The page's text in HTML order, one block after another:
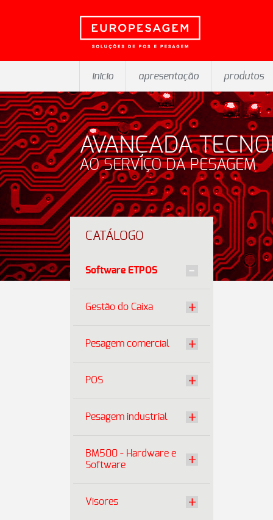
inicio apresentação produtos
AVANÇADA
AO SERVIÇO DA PESAGEM
CATÁLOGO
Software ETPOS
Gestão do Caixa
Pesagem comercial
POS
Pesagem industrial
BM500 - Hardware e
Software
Visores